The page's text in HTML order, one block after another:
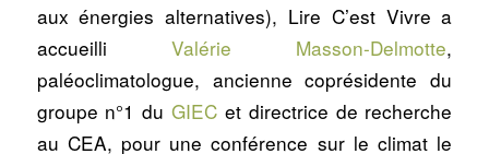
aux énergies alternatives), Lire C’est Vivre a
accueilli Valérie Masson-Delmotte,
paléoclimatologue, ancienne coprésidente du
groupe n°1 duGIEC et directrice de recherche
au CEA, pour une conférence sur le climat le